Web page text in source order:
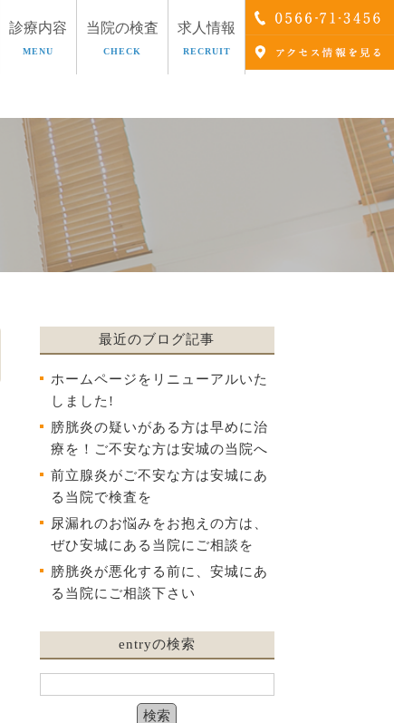
診療内容
MENU
AGA治療
当院の検査
CHECK
求人情報
RECRUIT
最近のブログ記事
ホームページをリニューアルいた
しました!
膀胱炎の疑いがある方は早めに治
療を！ご不安な方は安城の当院へ
前立腺炎がご不安な方は安城にあ
る当院で検査を
尿漏れのお悩みをお抱えの方は、
ぜひ安城にある当院にご相談を
膀胱炎が悪化する前に、安城にあ
る当院にご相談下さい
entryの検索